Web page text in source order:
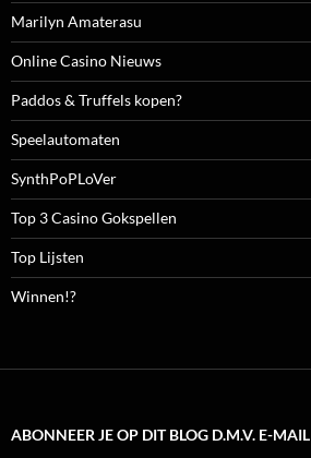
Marilyn Amaterasu
Online Casino Nieuws
Paddos & Truffels kopen?
Speelautomaten
SynthPoPLoVer
Top 3 Casino Gokspellen
Top Lijsten
Winnen!?
ABONNEER JE OP DIT BLOG D.M.V. E-MAIL